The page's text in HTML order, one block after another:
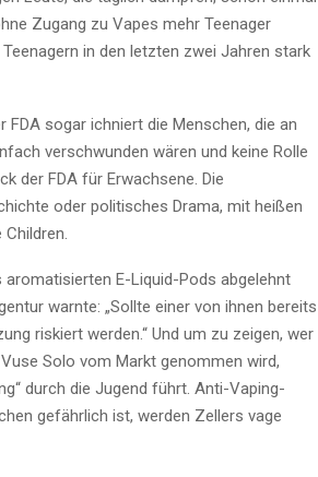
Zugang zu Vapes mehr Teenager
in den letzten zwei Jahren stark
sogar ichniert die Menschen, die an
verschwunden wären und keine Rolle
der FDA für Erwachsene. Die
oder politisches Drama, mit heißen
E-Liquid-Pods abgelehnt
warnte: „Sollte einer von ihnen bereits
riskiert werden.“ Und um zu zeigen, wer
Solo vom Markt genommen wird,
durch die Jugend führt. Anti-Vaping-
gefährlich ist, werden Zellers vage